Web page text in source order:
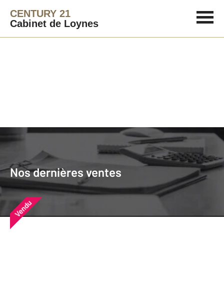
CENTURY 21
Cabinet de Loynes
Nos dernières ventes
Nos dernières ventes
Nos derniers biens vendus près de
chez vous
Vendu